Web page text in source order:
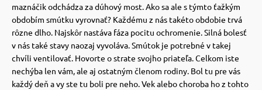
psov
psov
mačky
maznáčik odchádza za dúhový most. Ako sa ale s týmto ťažkým
obdobím smútku vyrovnať? Každému z nás takéto obdobie trvá
rôzne dlho. Najskôr nastáva fáza pocitu ochromenie. Silná bolesť
v nás také stavy naozaj vyvoláva. Smútok je potrebné v takej
chvíli ventilovať. Hovorte o strate svojho priateľa. Celkom iste
nechýba len vám, ale aj ostatným členom rodiny. Bol tu pre vás
každý deň a vy ste tu boli pre neho. Vek alebo choroba ho z tohto